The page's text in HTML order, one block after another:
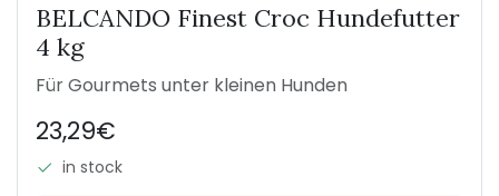
BELCANDO Finest Croc Hundefutter
4 kg
Für Gourmets unter kleinen Hunden
23,29€
in stock